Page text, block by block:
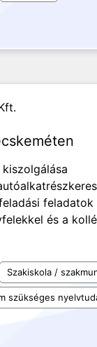
feladatok
és a
Szakiskola /
szükséges